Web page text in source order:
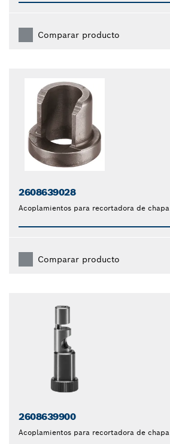
Comparar producto
2608639028
Acoplamientos para recortadora de chapa
Comparar producto
2608639900
Acoplamientos para recortadora de chapa